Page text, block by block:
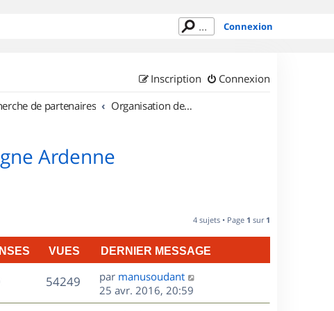
Connexion
Connexion
Inscription
de partenaires Organisation de sorties en région Champagne Ardenne
Ardenne
4 sujets • Page 1 sur 1
VUES DERNIER MESSAGE
é
54249V
u
D
e
r
par manusoudant
25 avr. 2016, 20:59